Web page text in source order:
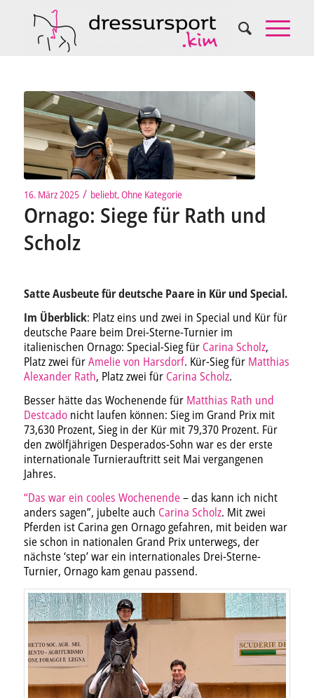
16. März 2025 / beliebt,Ohne Kategorie
Ornago: Siege für Rath und
Scholz
Satte Ausbeute für deutsche Paare in Kür und Special.
Im Überblick: Platz eins und zwei in Special und Kür für
deutsche Paare beim Drei-Sterne-Turnier im
italienischen Ornago: Special-Sieg für Carina Scholz,
Platz zwei fürAmelie von Harsdorf. Kür-Sieg für Matthias
Alexander Rath, Platz zwei für Carina Scholz.
Besser hätte das Wochenende für Matthias Rath und
Destcadonicht laufen können: Sieg im Grand Prix mit
73,630 Prozent, Sieg in der Kür mit 79,370 Prozent. Für
den zwölfjährigen Desperados-Sohn war es der erste
internationale Turnierauftritt seit Mai vergangenen
Jahres.
“Das war ein cooles Wochenende – das kann ich nicht
anders sagen”, jubelte auch Carina Scholz. Mit zwei
Pferden ist Carina gen Ornago gefahren, mit beiden war
sie schon in nationalen Grand Prix unterwegs, der
nächste ‘step’ war ein internationales Drei-Sterne-
Turnier, Ornago kam genau passend.